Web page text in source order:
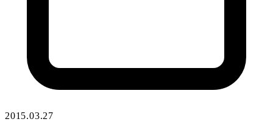
2015.03.27